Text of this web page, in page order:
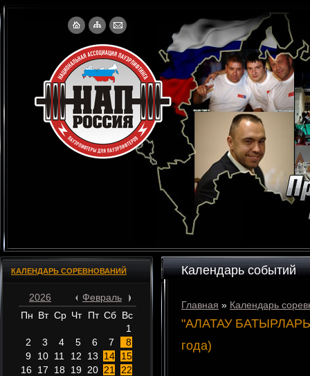
КАЛЕНДАРЬ СОРЕВНОВАНИЙ
2026
Февраль
Пн Вт Ср Чт Пт Сб Вс
1
2
3 4 5 6 7
8
9
10 11 12 13 14
15
16 17 18 19 20 21
22
Календарь событий
Главная » Календарь
"АЛАТАУ
года)